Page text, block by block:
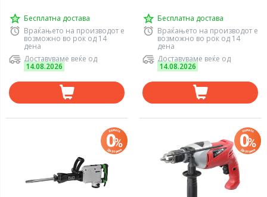
Бесплатна достава
Враќањето на производот е
возможно во рок од 14
дена
Доставуваме веќе од
14.08.2026
Бесплатна достава
Враќањето на производот е
возможно во рок од 14
дена
Доставуваме веќе од
14.08.2026